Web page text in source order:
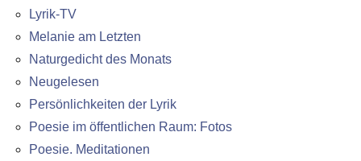
Lyrik-TV
Melanie am Letzten
Naturgedicht des Monats
Neugelesen
Persönlichkeiten der Lyrik
Poesie im öffentlichen Raum: Fotos
Poesie. Meditationen